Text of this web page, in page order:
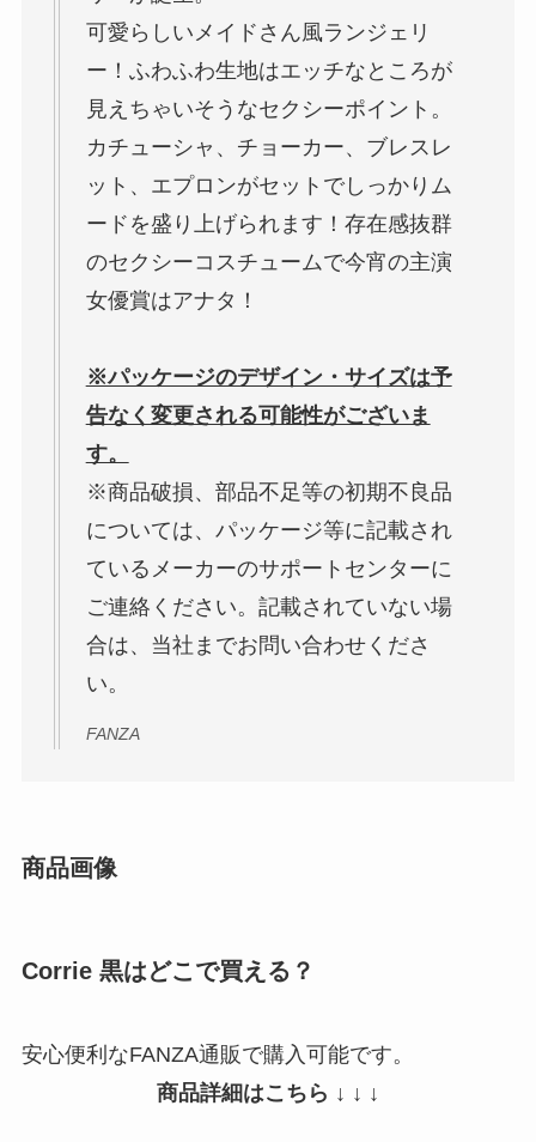
可愛らしいメイドさん風ランジェリ
ー！ふわふわ生地はエッチなところが
見えちゃいそうなセクシーポイント。
カチューシャ、チョーカー、ブレスレ
ット、エプロンがセットでしっかりム
ードを盛り上げられます！存在感抜群
のセクシーコスチュームで今宵の主演
女優賞はアナタ！
※パッケージのデザイン・サイズは予
告なく変更される可能性がございま
す。
※商品破損、部品不足等の初期不良品
については、パッケージ等に記載され
ているメーカーのサポートセンターに
ご連絡ください。記載されていない場
合は、当社までお問い合わせくださ
い。
FANZA
商品画像
Corrie 黒はどこで買える？
安心便利なFANZA通販で購入可能です。
商品詳細はこちら ↓ ↓ ↓